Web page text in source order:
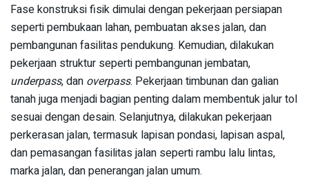
Fase konstruksi fisik dimulai dengan pekerjaan persiapan
seperti pembukaan lahan, pembuatan akses jalan, dan
pembangunan fasilitas pendukung. Kemudian, dilakukan
pekerjaan struktur seperti pembangunan jembatan,
underpass, dan overpass. Pekerjaan timbunan dan galian
tanah juga menjadi bagian penting dalam membentuk jalur tol
sesuai dengan desain. Selanjutnya, dilakukan pekerjaan
perkerasan jalan, termasuk lapisan pondasi, lapisan aspal,
dan pemasangan fasilitas jalan seperti rambu lalu lintas,
marka jalan, dan penerangan jalan umum.